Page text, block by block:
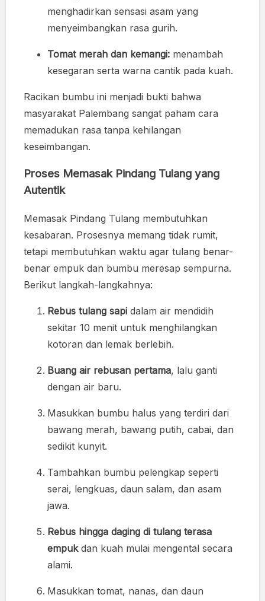
menghadirkan sensasi asam yang
menyeimbangkan rasa gurih.
Tomat merah dan kemangi: menambah
kesegaran serta warna cantik pada kuah.
Racikan bumbu ini menjadi bukti bahwa
masyarakat Palembang sangat paham cara
memadukan rasa tanpa kehilangan
keseimbangan.
Proses Memasak Pindang Tulang yang
Autentik
Memasak Pindang Tulang membutuhkan
kesabaran. Prosesnya memang tidak rumit,
tetapi membutuhkan waktu agar tulang benar-
benar empuk dan bumbu meresap sempurna.
Berikut langkah-langkahnya:
Rebus tulang sapi dalam air mendidih
sekitar 10 menit untuk menghilangkan
kotoran dan lemak berlebih.
Buang air rebusan pertama, lalu ganti
dengan air baru.
Masukkan bumbu halus yang terdiri dari
bawang merah, bawang putih, cabai, dan
sedikit kunyit.
Tambahkan bumbu pelengkap seperti
serai, lengkuas, daun salam, dan asam
jawa.
Rebus hingga daging di tulang terasa
empukdan kuah mulai mengental secara
alami.
Masukkan tomat, nanas, dan daun